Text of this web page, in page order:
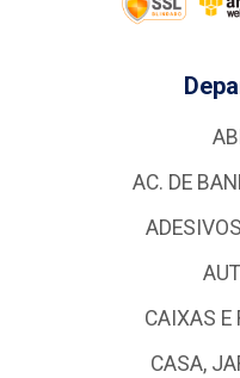
AC. DE
CAIXAS E
CASA,